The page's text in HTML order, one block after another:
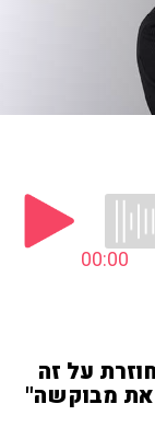
00:00
על זה
מבוקשה"